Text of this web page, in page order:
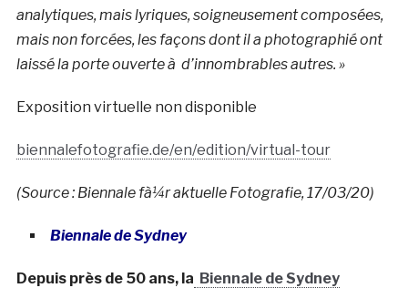
analytiques, mais lyriques, soigneusement composées,
mais non forcées, les façons dont il a photographié ont
laissé la porte ouverte à d’innombrables autres. »
Exposition virtuelle non disponible
biennalefotografie.de/en/edition/virtual-tour
(Source : Biennale fà¼r aktuelle Fotografie, 17/03/20)
Biennale de Sydney
Depuis près de 50 ans, la Biennale de Sydney